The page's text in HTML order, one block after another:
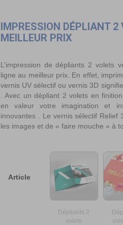
IMPRESSION DÉPLIANT 2
MEILLEUR PRIX
L’impression de dépliants 2 volets
ligne au meilleur prix. En effet,
vernis UV sélectif ou vernis 3D
. Avec un dépliant 2 volets en
en valeur votre imagination et
innovantes . Le vernis sélectif Relief
les images et de « faire mouche » à
Article
Dépliants 2
volets